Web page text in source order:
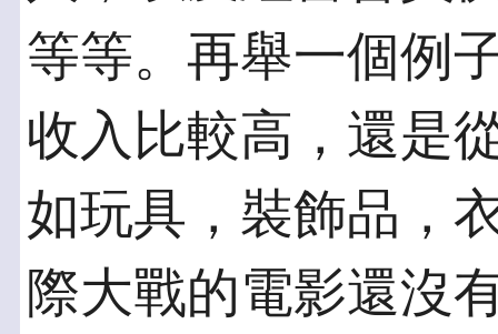
等等。再舉一個例
收入比較高，還是
如玩具，裝飾品，
際大戰的電影還沒